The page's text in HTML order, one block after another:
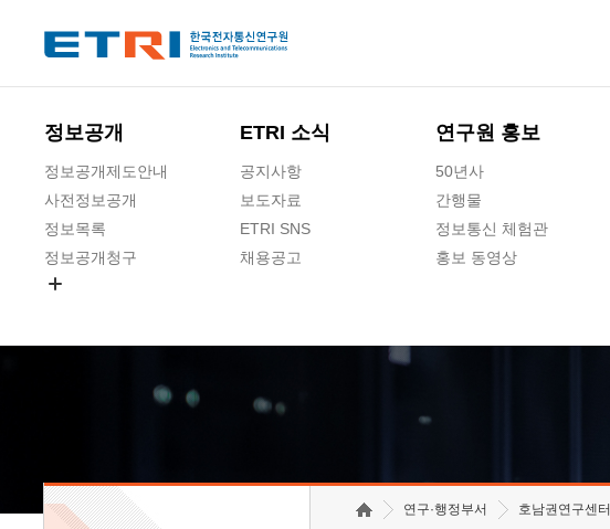
정보공개
정보공개제도안내
사전정보공개
정보목록
정보공개청구
ETRI 소식
공지사항
보도자료
ETRI SNS
채용공고
연구원 홍보
50년사
간행물
정보통신 체험관
홍보 동영상
연구·행정부서 호남권연구센터